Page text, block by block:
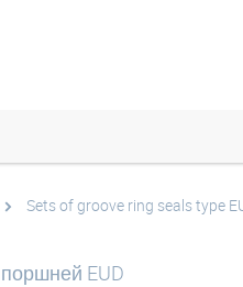
Sets of groove ring seals type
EUD